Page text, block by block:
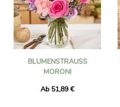
BLUMENSTRAUSS M
ORONI
Ab 51,89 €